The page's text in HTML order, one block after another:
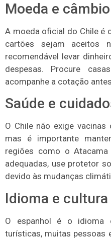
Moeda e câmbio
A moeda oficial do Chile é
cartões sejam aceitos
recomendável levar
despesas. Procure
acompanhe a cotação
Saúde e
O Chile não exige
mas é importante
regiões como o
adequadas, use protetor
devido às mudanças
Idioma e
O espanhol é o idioma
turísticas, muitas pessoas